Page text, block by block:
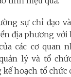
sự chỉ đạo
địa phương với
các cơ quan
lý và tổ
hoạch tổ chức